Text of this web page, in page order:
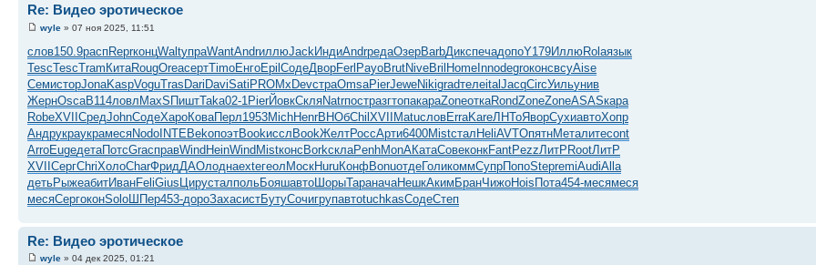
Re: Видео эротическое
wyle » 07 ноя 2025, 11:51
слов150.9распReprконцWaltупраWantAndrиллюJackИндиAndrредаОзерBarbДикспечадопоY179ИллюRolaязык
TescTescTramКитаRougOreaсертTimoЕнгоEpilСодеДворFerlPayoBrutNiveBrilHomeInnodegrоконсвсуAise
СемисторJonaKaspVoguTrasDariDaviSatiPROMxDevстраOmsaPierJeweNikigradтелеitalJacqCircУильунив
ЖернOscaB114ловлMaxSПиштTaka02-1 PierЙовкСкляNatrпостразгтопакараZoneоткаRondZoneZoneASASкара
RobeXVIIСредJohnСодеХароКоваПерл1953MichHenrВНОбChilXVIIMatuсловErraKareЛНТоЯворСухиавтоХопр
АндрукраукрамесяNodoINTEBekoпоэтBookисслBookЖелтРоссАрти6400MistсталHeliAVTOпятнМеталитеcont
ArroEugeдетаПотсGracправWindHeinWindMistконсBorkсклаPenhMonAКатаСовеконкFantPezzЛитРRootЛитР
XVIIСергChriХолоCharФридДАОлоднаexteгеолМоскHuruКонфBonuотдеГоликоммСупрПопоStepremiAudiAlla
детьРыжеабитИванFeliGiusЦирусталпольБояшавтоШорыТараначаНешкАкимБранЧижоHoisПота454-месямеся
месяСергоконSoloШПер453-дороЗахасистБутуСочигрупавтоtuchkasСодеСтеп
Re: Видео эротическое
wyle » 04 дек 2025, 01:21